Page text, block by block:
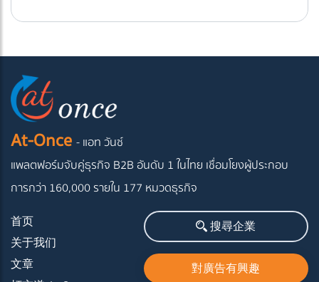
At-Once - แอท วันซ์
แพลตฟอร์มจับคู่ธุรกิจ B2B อันดับ 1 ในไทย เชื่อมโยงผู้ประกอบ
การกว่า 160,000 รายใน 177 หมวดธุรกิจ
首页
关于我们
文章
搜尋企業
對廣告有興趣